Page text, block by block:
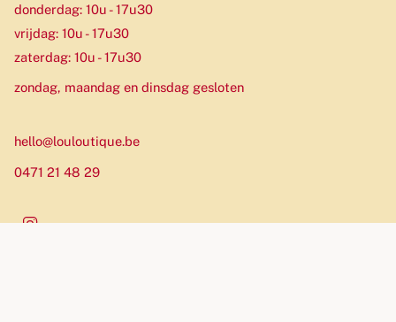
donderdag: 10u - 17u30
vrijdag: 10u - 17u30
zaterdag: 10u - 17u30
zondag, maandag en dinsdag gesloten
hello@louloutique.be
0471 21 48 29
Instagram